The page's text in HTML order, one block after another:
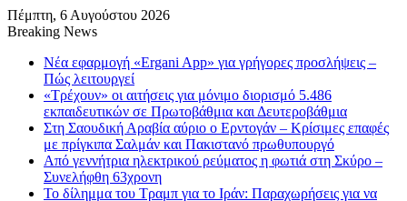
Πέμπτη, 6 Αυγούστου 2026
Breaking News
Νέα εφαρμογή «Ergani App» για γρήγορες προσλήψεις –
Πώς λειτουργεί
«Τρέχουν» οι αιτήσεις για μόνιμο διορισμό 5.486
εκπαιδευτικών σε Πρωτοβάθμια και Δευτεροβάθμια
Στη Σαουδική Αραβία αύριο ο Ερντογάν – Κρίσιμες επαφές
με πρίγκιπα Σαλμάν και Πακιστανό πρωθυπουργό
Από γεννήτρια ηλεκτρικού ρεύματος η φωτιά στη Σκύρο –
Συνελήφθη 63χρονη
Το δίλημμα του Τραμπ για το Ιράν: Παραχωρήσεις για να